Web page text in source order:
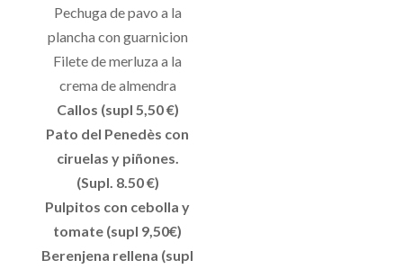
Pechuga de pavo a la
plancha con guarnicion
Filete de merluza a la
crema de almendra
Callos (supl 5,50 €)
Pato del Penedès con
ciruelas y piñones.
(Supl. 8.50 €)
Pulpitos con cebolla y
tomate (supl 9,50€)
Berenjena rellena (supl